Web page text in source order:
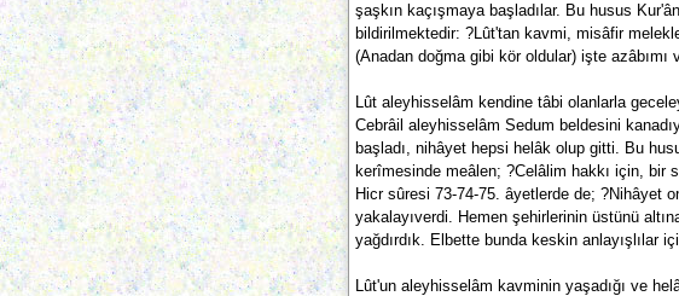
şaşkın kaçışmaya başladılar. Bu husus
bildirilmektedir: ?Lût'tan kavmi, misâfir
(Anadan doğma gibi kör oldular) işte azâbımı
Lût aleyhisselâm kendine tâbi olanlarla
Cebrâil aleyhisselâm Sedum beldesini
başladı, nihâyet hepsi helâk olup gitti. Bu
kerîmesinde meâlen; ?Celâlim hakkı için, bir
Hicr sûresi 73-74-75. âyetlerde de; ?Nihâyet
yakalayıverdi. Hemen şehirlerinin üstünü
yağdırdık. Elbette bunda keskin anlayışlılar
Lût'un aleyhisselâm kavminin yaşadığı ve